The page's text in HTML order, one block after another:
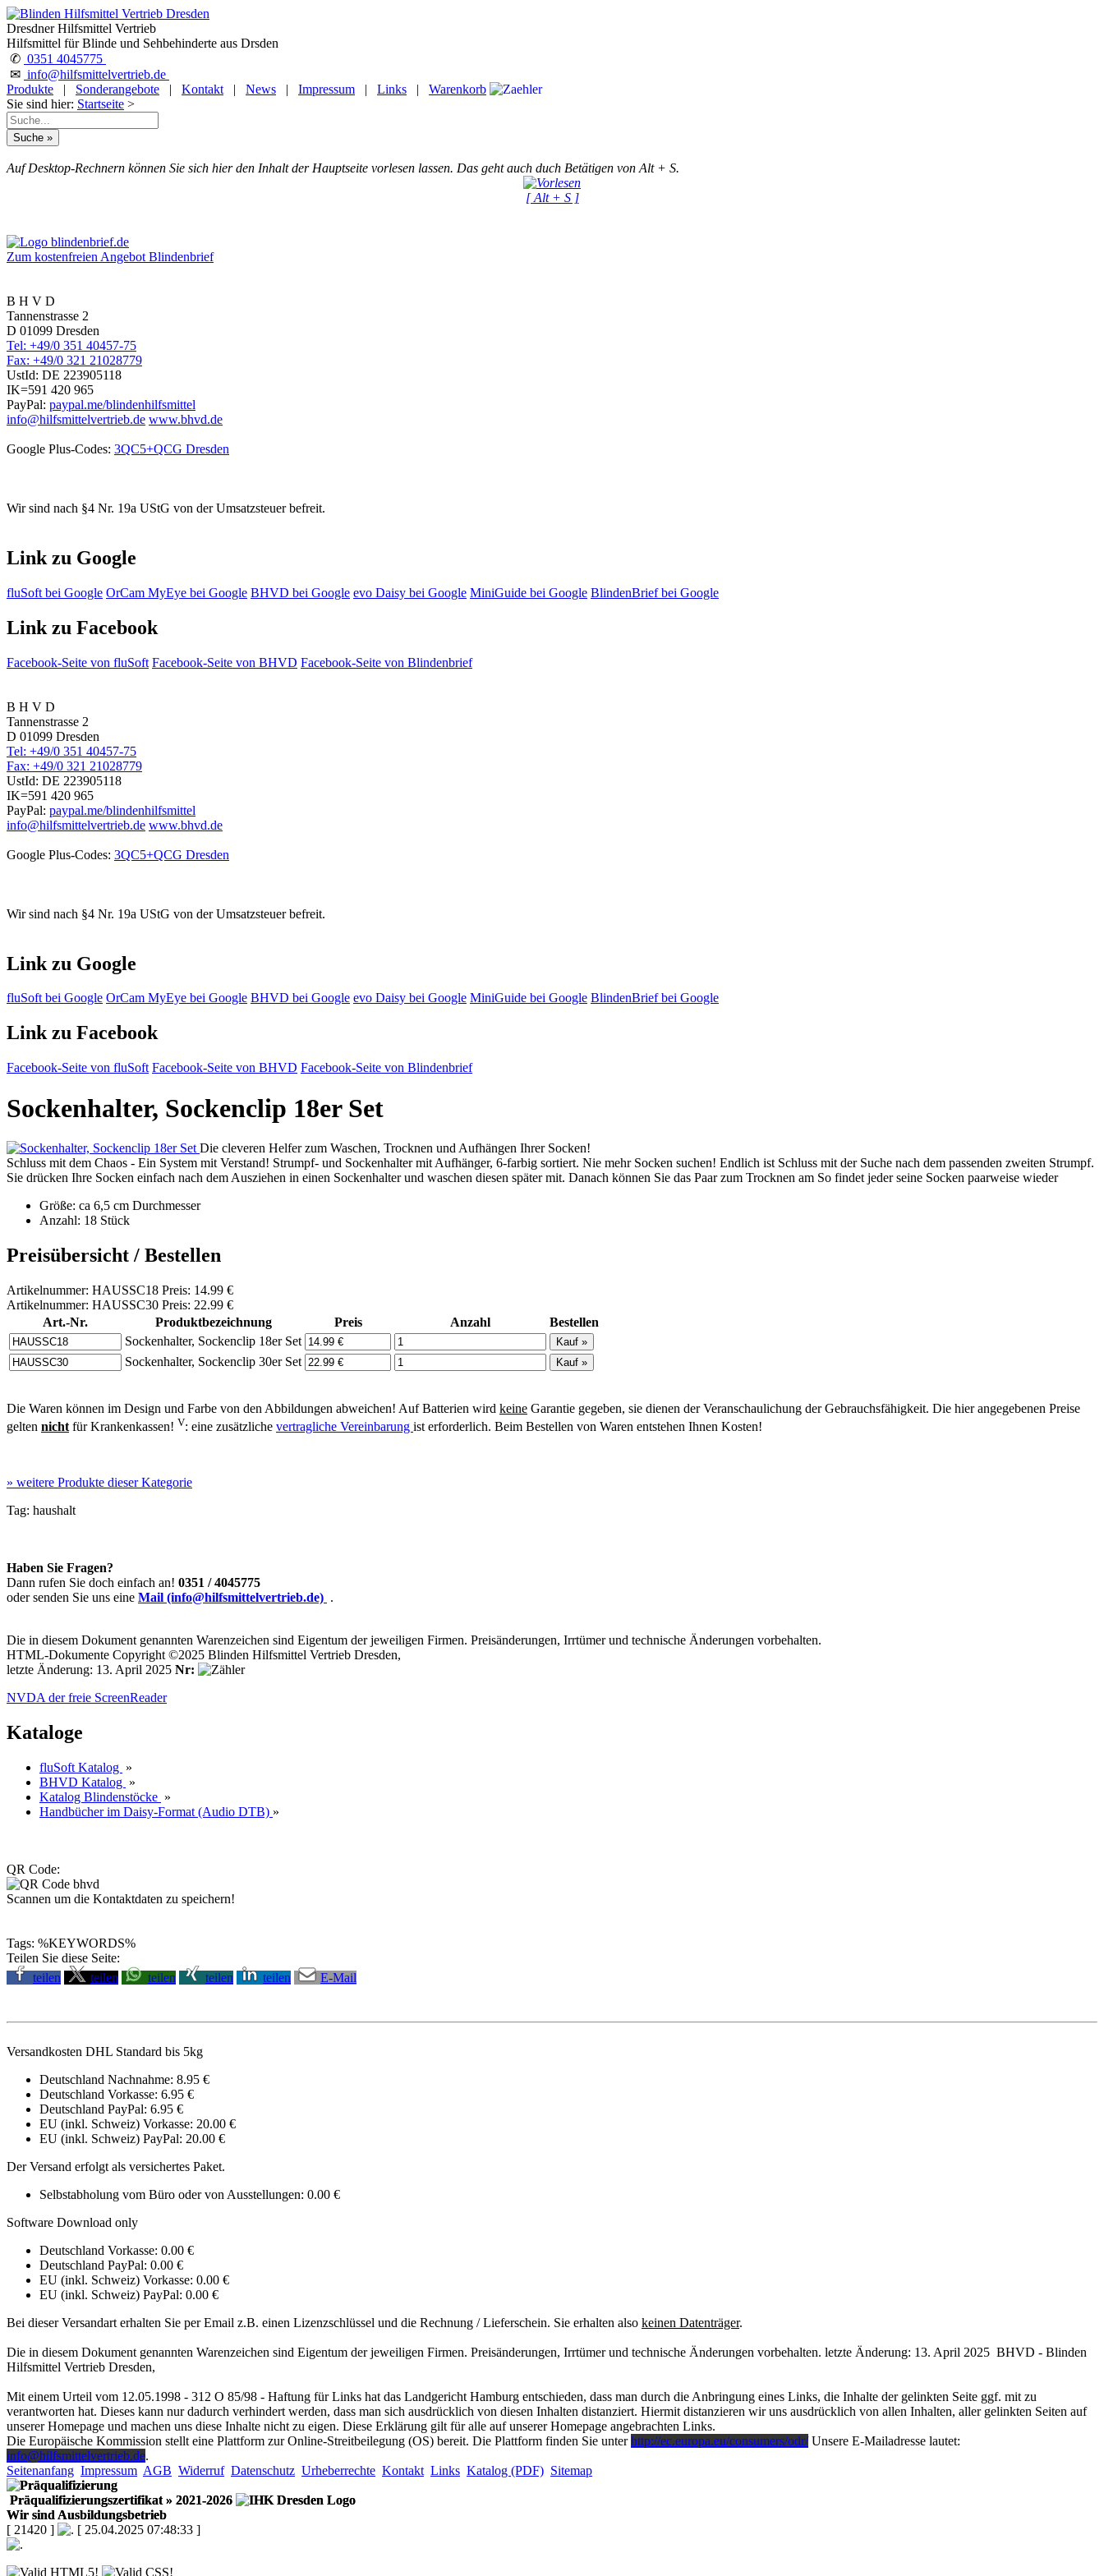
Dresdner Hilfsmittel Vertrieb
Hilfsmittel für Blinde und Sehbehinderte aus Drsden
✆ 0351 4045775
✉ info@hilfsmittelvertrieb.de
Produkte
| Sonderangebote | Kontakt | News | Impressum | Links |
Warenkorb
Sie sind hier: Startseite >
Auf Desktop-Rechnern können Sie sich hier den Inhalt der Hauptseite vorlesen lassen. Das geht auch duch Betätigen von Alt + S.
[ Alt + S ]
Zum kostenfreien Angebot Blindenbrief
B H V D
Tannenstrasse 2
D 01099 Dresden
Tel: +49/0 351 40457-75
Fax: +49/0 321 21028779
UstId: DE 223905118
IK=591 420 965
PayPal: paypal.me/blindenhilfsmittel
info@hilfsmittelvertrieb.de www.bhvd.de
Google Plus-Codes: 3QC5+QCG Dresden
Wir sind nach §4 Nr. 19a UStG von der Umsatzsteuer befreit.
Link zu Google
fluSoft bei Google OrCam MyEye bei Google BHVD bei Google evo Daisy bei Google MiniGuide bei Google BlindenBrief bei Google
Link zu Facebook
Facebook-Seite von fluSoft Facebook-Seite von BHVD Facebook-Seite von Blindenbrief
B H V D
Tannenstrasse 2
D 01099 Dresden
Tel: +49/0 351 40457-75
Fax: +49/0 321 21028779
UstId: DE 223905118
IK=591 420 965
PayPal: paypal.me/blindenhilfsmittel
info@hilfsmittelvertrieb.de www.bhvd.de
Google Plus-Codes: 3QC5+QCG Dresden
Wir sind nach §4 Nr. 19a UStG von der Umsatzsteuer befreit.
Link zu Google
fluSoft bei Google OrCam MyEye bei Google BHVD bei Google evo Daisy bei Google MiniGuide bei Google BlindenBrief bei Google
Link zu Facebook
Facebook-Seite von fluSoft Facebook-Seite von BHVD Facebook-Seite von Blindenbrief
Sockenhalter, Sockenclip 18er Set
Die cleveren Helfer zum Waschen, Trocknen und Aufhängen Ihrer Socken!
Schluss mit dem Chaos - Ein System mit Verstand! Strumpf- und Sockenhalter mit Aufhänger, 6-farbig sortiert. Nie mehr Socken suchen! Endlich ist Schluss mit der Suche nach dem passenden zweiten Strumpf.
Sie drücken Ihre Socken einfach nach dem Ausziehen in einen Sockenhalter und waschen diesen später mit. Danach können Sie das Paar zum Trocknen am So findet jeder seine Socken paarweise wieder
Größe: ca 6,5 cm Durchmesser
Anzahl: 18 Stück
Preisübersicht / Bestellen
Artikelnummer: HAUSSC18 Preis: 14.99 €
Artikelnummer: HAUSSC30 Preis: 22.99 €
Art.-Nr.
Produktbezeichnung Preis Anzahl
Bestellen
Sockenhalter, Sockenclip 18er Set
Sockenhalter, Sockenclip 30er Set
Die Waren können im Design und Farbe von den Abbildungen abweichen! Auf Batterien wird keine Garantie gegeben, sie dienen der Veranschaulichung der Gebrauchsfähigkeit. Die hier angegebenen Preise
gelten nicht für Krankenkassen! V: eine zusätzliche vertragliche Vereinbarung ist erforderlich. Beim Bestellen von Waren entstehen Ihnen Kosten!
» weitere Produkte dieser Kategorie
Tag: haushalt
Haben Sie Fragen?
Dann rufen Sie doch einfach an! 0351 / 4045775
oder senden Sie uns eine Mail (info@hilfsmittelvertrieb.de) .
Die in diesem Dokument genannten Warenzeichen sind Eigentum der jeweiligen Firmen. Preisänderungen, Irrtümer und technische Änderungen vorbehalten.
HTML-Dokumente Copyright ©2025 Blinden Hilfsmittel Vertrieb Dresden,
letzte Änderung: 13. April 2025 Nr:
NVDA der freie ScreenReader
Kataloge
fluSoft Katalog »
BHVD Katalog »
Katalog Blindenstöcke »
Handbücher im Daisy-Format (Audio DTB) »
QR Code:
Scannen um die Kontaktdaten zu speichern!
Tags: %KEYWORDS%
Teilen Sie diese Seite:
teilen
teilen teilen teilen teilen E-Mail
Versandkosten DHL Standard bis 5kg
Deutschland Nachnahme: 8.95 €
Deutschland Vorkasse: 6.95 €
Deutschland PayPal: 6.95 €
EU (inkl. Schweiz) Vorkasse: 20.00 €
EU (inkl. Schweiz) PayPal: 20.00 €
Der Versand erfolgt als versichertes Paket.
Selbstabholung vom Büro oder von Ausstellungen: 0.00 €
Software Download only
Deutschland Vorkasse: 0.00 €
Deutschland PayPal: 0.00 €
EU (inkl. Schweiz) Vorkasse: 0.00 €
EU (inkl. Schweiz) PayPal: 0.00 €
Bei dieser Versandart erhalten Sie per Email z.B. einen Lizenzschlüssel und die Rechnung / Lieferschein. Sie erhalten also keinen Datenträger.
Die in diesem Dokument genannten Warenzeichen sind Eigentum der jeweiligen Firmen. Preisänderungen, Irrtümer und technische Änderungen vorbehalten. letzte Änderung: 13. April 2025 BHVD - Blinden
Hilfsmittel Vertrieb Dresden,
Mit einem Urteil vom 12.05.1998 - 312 O 85/98 - Haftung für Links hat das Landgericht Hamburg entschieden, dass man durch die Anbringung eines Links, die Inhalte der gelinkten Seite ggf. mit zu
verantworten hat. Dieses kann nur dadurch verhindert werden, dass man sich ausdrücklich von diesen Inhalten distanziert. Hiermit distanzieren wir uns ausdrücklich von allen Inhalten, aller gelinkten Seiten auf
unserer Homepage und machen uns diese Inhalte nicht zu eigen. Diese Erklärung gilt für alle auf unserer Homepage angebrachten Links.
Die Europäische Kommission stellt eine Plattform zur Online-Streitbeilegung (OS) bereit. Die Plattform finden Sie unterhttp://ec.europa.eu/consumers/odr/Unsere E-Mailadresse lautet:
info@hilfsmittelvertrieb.de.
Seitenanfang Impressum AGB Widerruf Datenschutz Urheberrechte Kontakt Links Katalog (PDF) Sitemap
Präqualifizierungszertifikat » 2021-2026
Wir sind Ausbildungsbetrieb
[ 21420 ]
[ 25.04.2025 07:48:33 ]